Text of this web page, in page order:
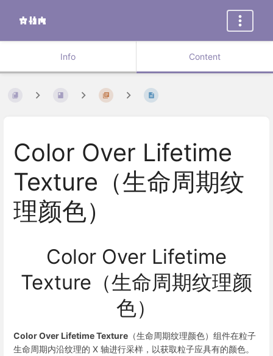
Info Content
Color Over Lifetime
Texture（生命周期纹
理颜色）
Color Over Lifetime
Texture（生命周期纹理颜
色）
Color Over Lifetime Texture （生命周期纹理颜色）组件在粒子
生命周期内沿纹理的 X 轴进行采样，以获取粒子应具有的颜色。